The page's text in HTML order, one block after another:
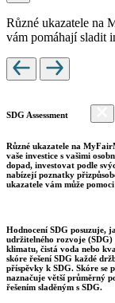
Různé ukazatele na
vám pomáhají sladit
SDG Assessment
Různé ukazatele na
vaše investice s vašimi
dopad, investovat podle
nabízejí poznatky
ukazatele vám může
Hodnocení SDG posuzuje,
udržitelného rozvoje
klimatu, čistá voda nebo
skóre řešení SDG každé
příspěvky k SDG. Skóre se
naznačuje větší průměrný
řešením sladěným s SDG.